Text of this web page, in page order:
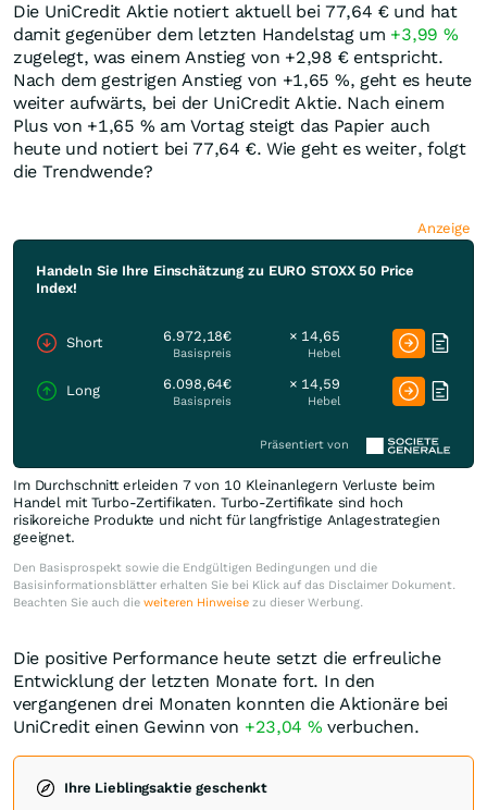
Die UniCredit Aktie notiert aktuell bei 77,64 €und hat
damit gegenüber dem letzten Handelstag um +3,99 %
zugelegt, was einem Anstieg von +2,98 €entspricht.
Nach dem gestrigen Anstieg von +1,65 %, geht es heute
weiter aufwärts, bei der UniCredit Aktie. Nach einem
Plus von +1,65 % am Vortag steigt das Papier auch
heute und notiert bei 77,64 €. Wie geht es weiter, folgt
die Trendwende?
Anzeige
Handeln Sie Ihre Einschätzung zu EURO STOXX 50 Price
Index!
Short 6.972,18€
Basispreis
× 14,65
Hebel
Long 6.098,64€
Basispreis
× 14,59
Hebel
Präsentiert von
Im Durchschnitt erleiden 7 von 10 Kleinanlegern Verluste beim
Handel mit Turbo-Zertifikaten. Turbo-Zertifikate sind hoch
risikoreiche Produkte und nicht für langfristige Anlagestrategien
geeignet.
Den Basisprospekt sowie die Endgültigen Bedingungen und die
Basisinformationsblätter erhalten Sie bei Klick auf das Disclaimer Dokument.
Beachten Sie auch die weiteren Hinweise zu dieser Werbung.
Die positive Performance heute setzt die erfreuliche
Entwicklung der letzten Monate fort. In den
vergangenen drei Monaten konnten die Aktionäre bei
UniCredit einen Gewinn von +23,04 % verbuchen.
Ihre Lieblingsaktie geschenkt